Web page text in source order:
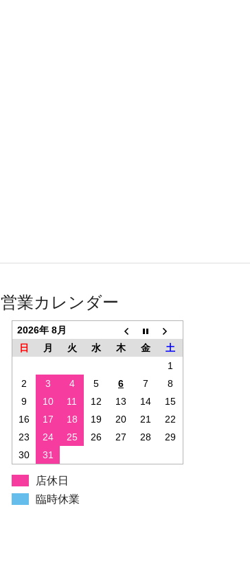
営業カレンダー
2026年 8月
日
月 火 水 木 金
土
1
2
3 4 5 6 7
8
9
10 11 12 13 14
15
16
17 18 19 20 21
22
23
24 25 26 27 28
29
30
31
店休日
臨時休業